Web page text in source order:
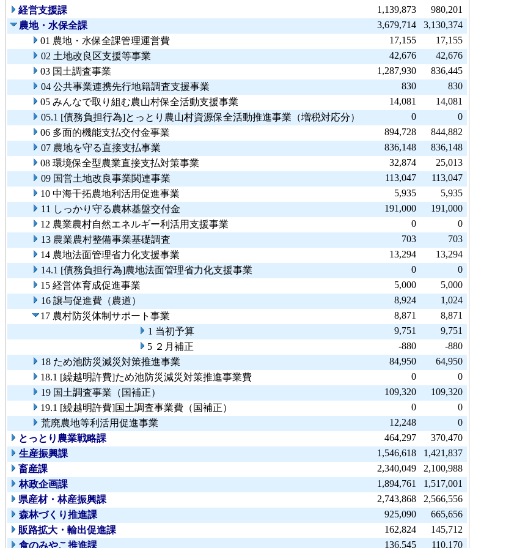
経営支援課
1,139,873
980,201
農地・水保全課
3,679,714
3,130,374
01 農地・水保全課管理運営費
17,155
17,155
02 土地改良区支援等事業
42,676
42,676
03 国土調査事業
1,287,930
836,445
04 公共事業連携先行地籍調査支援事業
830
830
05 みんなで取り組む農山村保全活動支援事業
14,081
14,081
05.1 [債務負担行為]とっとり農山村資源保全活動推進事業（増税対応分）
0
0
06 多面的機能支払交付金事業
894,728
844,882
07 農地を守る直接支払事業
836,148
836,148
08 環境保全型農業直接支払対策事業
32,874
25,013
09 国営土地改良事業関連事業
113,047
113,047
10 中海干拓農地利活用促進事業
5,935
5,935
11 しっかり守る農林基盤交付金
191,000
191,000
12 農業農村自然エネルギー利活用支援事業
0
0
13 農業農村整備事業基礎調査
703
703
14 農地法面管理省力化支援事業
13,294
13,294
14.1 [債務負担行為]農地法面管理省力化支援事業
0
0
15 経営体育成促進事業
5,000
5,000
16 譲与促進費（農道）
8,924
1,024
17 農村防災体制サポート事業
8,871
8,871
1 当初予算
9,751
9,751
5 ２月補正
-880
-880
18 ため池防災減災対策推進事業
84,950
64,950
18.1 [繰越明許費]ため池防災減災対策推進事業費
0
0
19 国土調査事業（国補正）
109,320
109,320
19.1 [繰越明許費]国土調査事業費（国補正）
0
0
荒廃農地等利活用促進事業
12,248
0
とっとり農業戦略課
464,297
370,470
生産振興課
1,546,618
1,421,837
畜産課
2,340,049
2,100,988
林政企画課
1,894,761
1,517,001
県産材・林産振興課
2,743,868
2,566,556
森林づくり推進課
925,090
665,656
販路拡大・輸出促進課
162,824
145,712
食のみやこ推進課
136,545 110,170